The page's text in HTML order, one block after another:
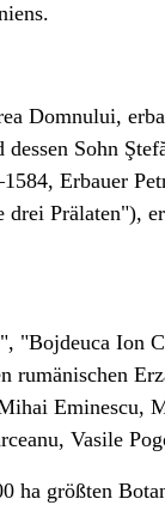
.
Domnului,
Sohn
Erbauer
Prälaten"),
"Bojdeuca Ion
rumänischen
Eminescu,
, Vasile
ha größten